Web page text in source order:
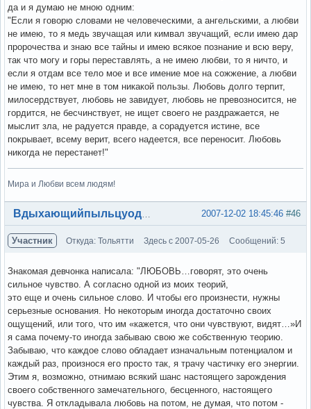
да и я думаю не мною одним:
"Если я говорю словами не человеческими, а ангельскими, а любви
не имею, то я медь звучащая или кимвал звучащий, если имею дар
пророчества и знаю все тайны и имею всякое познание и всю веру,
так что могу и горы переставлять, а не имею любви, то я ничто, и
если я отдам все тело мое и все имение мое на сожжение, а любви
не имею, то нет мне в том никакой пользы. Любовь долго терпит,
милосердствует, любовь не завидует, любовь не превозносится, не
гордится, не бесчинствует, не ищет своего не раздражается, не
мыслит зла, не радуется правде, а сорадуется истине, все
покрывает, всему верит, всего надеется, все переносит. Любовь
никогда не перестанет!"
Мира и Любви всем людям!
Вне форума #46
2007-12-02 18:45:46
Участник Откуда: Тольятти Здесь с 2007-05-26 Сообщений: 5
Знакомая девчонка написала: "ЛЮБОВЬ…говорят, это очень
сильное чувство. А согласно одной из моих теорий,
это еще и очень сильное слово. И чтобы его произнести, нужны
серьезные основания. Но некоторым иногда достаточно своих
ощущений, или того, что им «кажется, что они чувствуют, видят…»И
я сама почему-то иногда забываю свою же собственную теорию.
Забываю, что каждое слово обладает изначальным потенциалом и
каждый раз, произнося его просто так, я трачу частичку его энергии.
Этим я, возможно, отнимаю всякий шанс настоящего зарождения
своего собственного замечательного, бесценного, настоящего
чувства. Я откладывала любовь на потом, не думая, что потом -